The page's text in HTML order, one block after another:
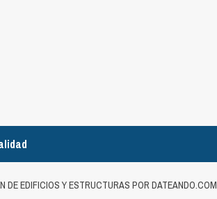
DE EDIFICIOS Y ESTRUCTURAS POR DATEANDO.COM